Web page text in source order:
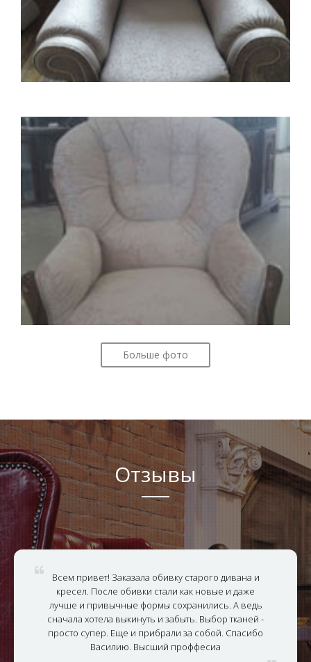
Больше фото
Отзывы
Всем привет! Заказала обивку старого дивана и
кресел. После обивки стали как новые и даже
лучше и привычные формы сохранились. А ведь
сначала хотела выкинуть и забыть. Выбор тканей -
просто супер. Еще и прибрали за собой. Спасибо
Василию. Высший проффесиа